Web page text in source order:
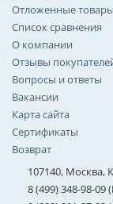
Отложенные товары
Список сравнения
О компании
Отзывы
Вопросы и ответы
Вакансии
Карта сайта
Сертификаты
Возврат
107140, Москва,
8 (499) 348-98-09